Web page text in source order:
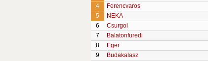
4
Ferencvaros
5
NEKA
6
Csurgoi
7
Balatonfuredi
8
Eger
9
Budakalasz